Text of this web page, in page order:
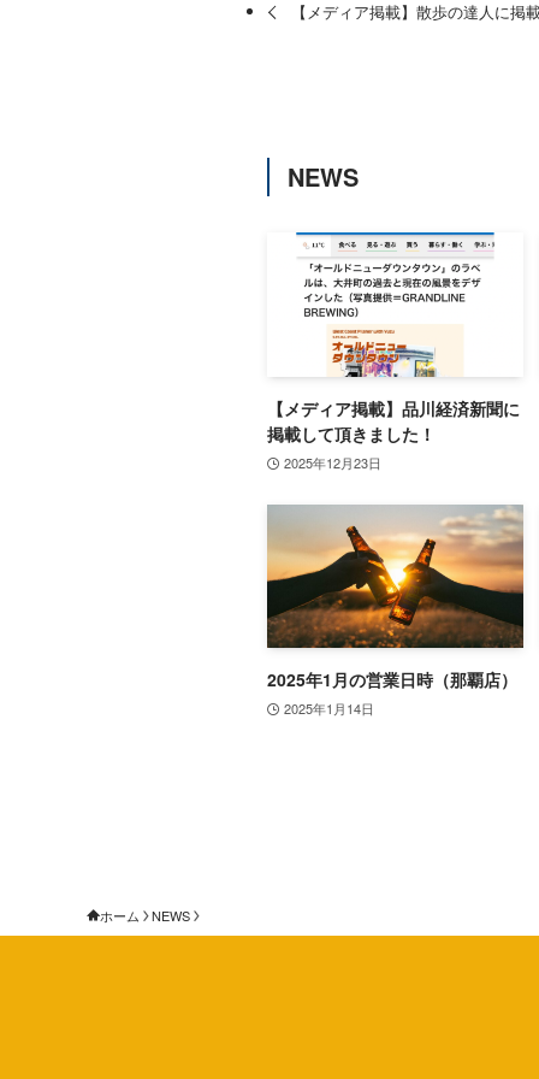
【メディア掲載】散歩の達人に掲
NEWS
【メディア掲載】品川経済新聞に
掲載して頂きました！
2025年12月23日
2025年1月の営業日時（那覇店）
2025年1月14日
ホーム NEWS